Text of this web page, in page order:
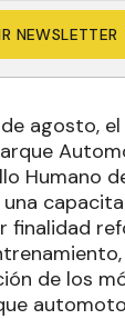
NEWSLETTER
agosto,
Humano
finalidad
de los